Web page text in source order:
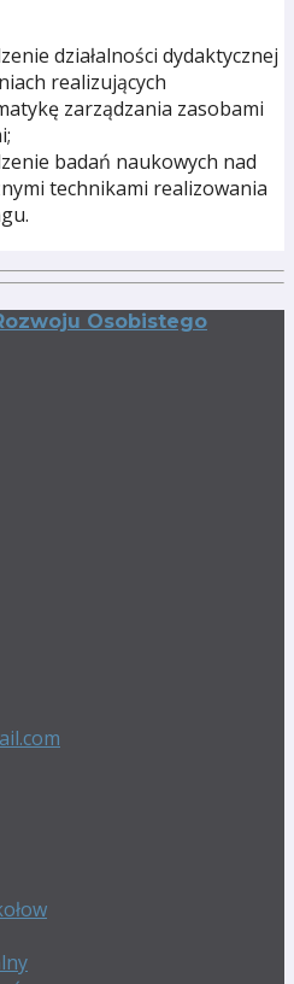
działalności dydaktycznej
realizujących
zarządzania zasobami
badań naukowych nad
technikami realizowania
Osobistego